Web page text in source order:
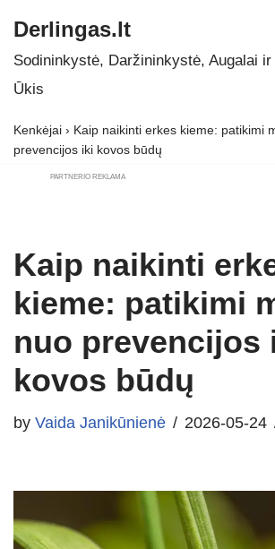
Skip
to
Derlingas.lt
Sodininkystė, Daržininkystė, Augalai ir
Ūkis
Kenkėjai › Kaip naikinti erkes kieme: patikimi
prevencijos iki kovos būdų
PARTNERIO REKLAMA
Kaip naikinti
kieme: patikimi
nuo prevencijos
kovos būdų
by Vaida Janikūnienė 2026-05-24